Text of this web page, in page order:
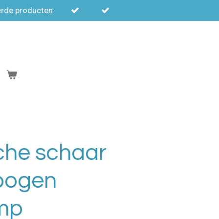
producten
schaar